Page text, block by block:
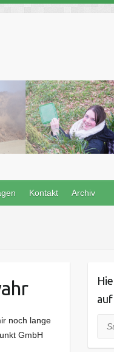
Kontakt Archiv
noch lange
GmbH